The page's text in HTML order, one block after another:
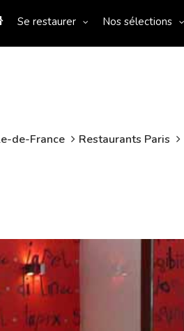
Se restaurer Nos sélections
de-France Restaurants Paris